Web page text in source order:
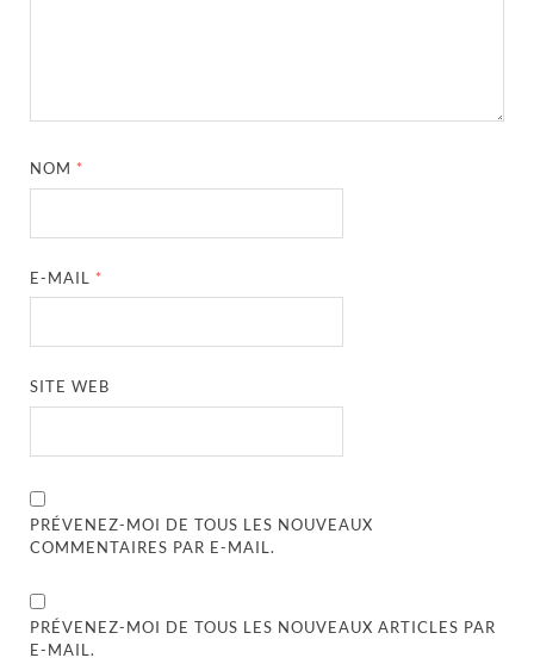
NOM *
E-MAIL *
SITE WEB
PRÉVENEZ-MOI DE TOUS LES NOUVEAUX
COMMENTAIRES PAR E-MAIL.
PRÉVENEZ-MOI DE TOUS LES NOUVEAUX ARTICLES PAR
E-MAIL.